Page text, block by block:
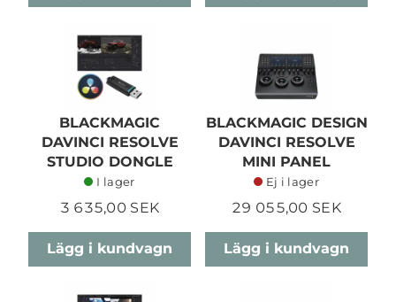
BLACKMAGIC
DAVINCI RESOLVE
STUDIO DONGLE
I lager
3 635,00 SEK
Lägg i kundvagn
BLACKMAGIC DESIGN
DAVINCI RESOLVE
MINI PANEL
Ej i lager
29 055,00 SEK
Lägg i kundvagn